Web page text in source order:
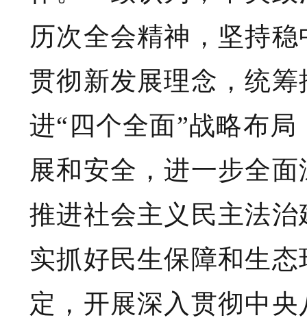
历次全会精神，坚持
贯彻新发展理念，统
进“四个全面”战略布
展和安全，进一步全
推进社会主义民主法
实抓好民生保障和生
定，开展深入贯彻中